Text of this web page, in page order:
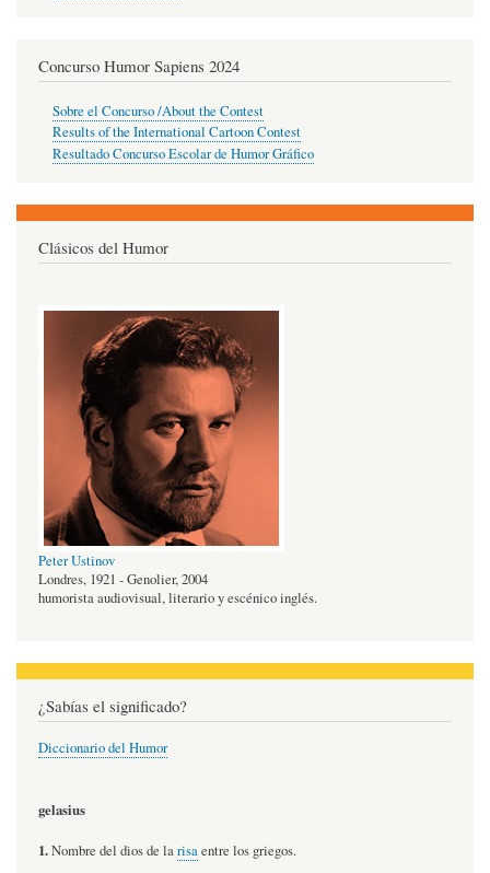
Concurso Humor Sapiens 2024
Sobre el Concurso /About the Contest
Results of the International Cartoon Contest
Resultado Concurso Escolar de Humor Gráfico
Clásicos del Humor
Peter Ustinov
Londres, 1921 - Genolier, 2004
humorista audiovisual, literario y escénico inglés.
¿Sabías el significado?
Diccionario del Humor
gelasius
1.Nombre del dios de larisaentre los griegos.